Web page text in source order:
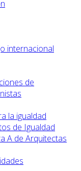
internacional
de
la igualdad
de Igualdad
A de Arquitectas